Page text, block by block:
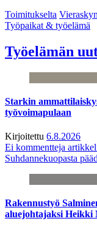
Toimitukselta
Työpaikat & työelämä
Työelämän
Starkin
työvoimapulaan
Kirjoitettu 6.8.2026
Ei kommentteja
Suhdannekuopasta
Rakennustyö
aluejohtajaksi Heikki